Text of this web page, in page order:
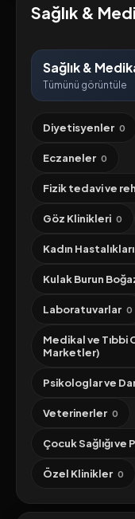
Sağlık &
Sağlık &
Tümünü görüntüle
Diyetisyenler 0
Eczaneler 0
Fizik tedavi ve
Göz Klinikleri 0
Kadın
Kulak Burun
Laboratuvarlar 0
Medikal ve Tıbbi
Marketler)
Psikologlar ve
Veterinerler 0
Çocuk Sağlığı
Özel Klinikler 0